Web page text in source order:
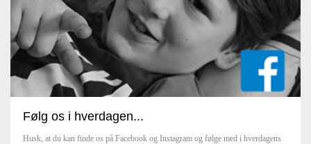
Følg os i hverdagen...
Husk, at du kan finde os på Facebook og Instagram og følge med i hverdagens